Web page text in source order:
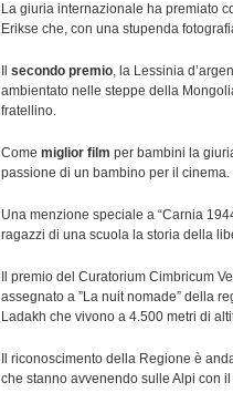
La giuria internazionale ha premiato
Erikse che, con una stupenda
secondo premio, la Lessinia
ambientato nelle steppe della
fratellino.
Come miglior film per bambini la
passione di un bambino per il cinema.
Una menzione speciale a “Carnia
ragazzi di una scuola la storia della
Il premio del Curatorium Cimbricum
assegnato a ”La nuit nomade” della
Ladakh che vivono a 4.500 metri di
Il riconoscimento della Regione è
che stanno avvenendo sulle Alpi con